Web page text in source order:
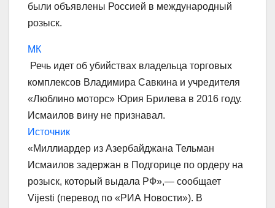
были объявлены Россией в международный
розыск.
МК
Речь идет об убийствах владельца торговых
комплексов Владимира Савкина и учредителя
«Люблино моторс» Юрия Брилева в 2016 году.
Исмаилов вину не признавал.
Источник
«Миллиардер из Азербайджана Тельман
Исмаилов задержан в Подгорице по ордеру на
розыск, который выдала РФ»,— сообщает
Vijesti (перевод по «РИА Новости»). В